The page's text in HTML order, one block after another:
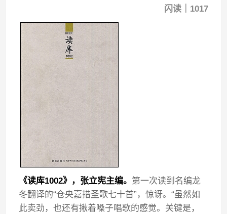
闪读｜1017
《读库1002》，张立宪主编。 第一次读到名编龙
冬翻译的“仓央嘉措圣歌七十首”，惊讶。“虽然如
此卖劲，也还有揪着嗓子唱歌的感觉。关键是，